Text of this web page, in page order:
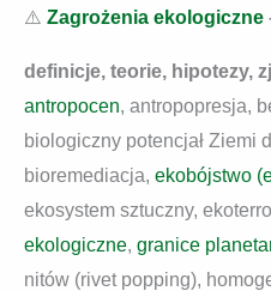
⚠️ Zagrożenia ekologiczne
definicje, teorie, hipotezy,
antropocen, antropopresja,
biologiczny potencjał Ziemi
bioremediacja, ekobójstwo
ekosystem sztuczny,
ekologiczne, granice
nitów (rivet popping),